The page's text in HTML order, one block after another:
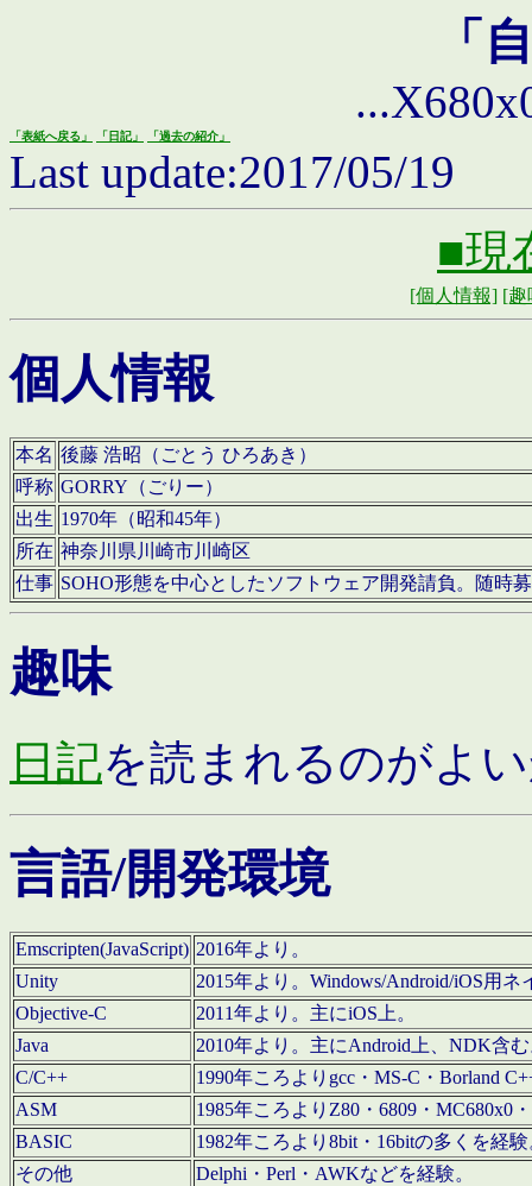
「
「表紙へ戻る」 「日記」 「過去の紹介」
Last update:2017/05/19
■現
[個人情報] [趣
個人情報
本名 後藤 浩昭（ごとう ひろあき）
呼称 GORRY（ごりー）
出生 1970年（昭和45年）
所在 神奈川県川崎市川崎区
仕事 SOHO形態を中心としたソフトウェア開発請負。随時
趣味
日記を読まれるのがよ
言語/開発環境
Emscripten(JavaScript) 2016年より。
Unity
2015年より。Windows/Android/iOS用
Objective-C
2011年より。主にiOS上。
Java
2010年より。主にAndroid上、NDK含
C/C++
1990年ころよりgcc・MS-C・Borland
ASM
1985年ころよりZ80・6809・MC680x0
BASIC
1982年ころより8bit・16bitの多くを経
その他
Delphi・Perl・AWKなどを経験。